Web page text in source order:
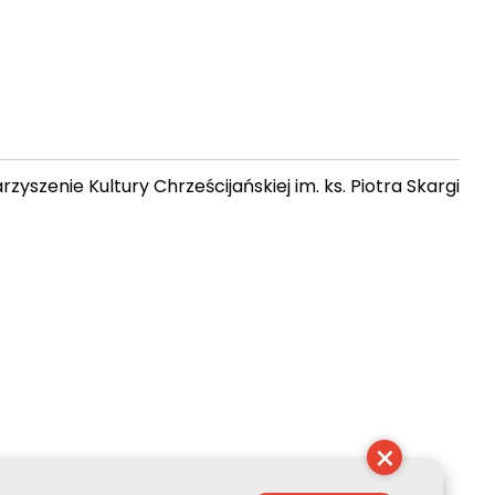
Kultury Chrześcijańskiej im. ks. Piotra Skargi
×